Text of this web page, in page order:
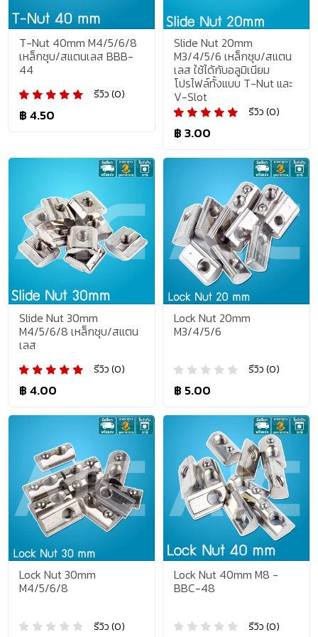
T-Nut 40mm M4/5/6/8
เหล็กชุบ/สแตนเลส BBB-
44
รีวิว (0)
฿ 4.50
Slide Nut 20mm
M3/4/5/6 เหล็กชุบ/สแตน
เลส ใช้ได้กับอลูมิเนียม
โปรไฟล์ทั้งแบบ T-Nut และ
V-Slot
รีวิว (0)
฿ 3.00
Slide Nut 30mm
M4/5/6/8 เหล็กชุบ/สแตน
เลส
รีวิว (0)
฿ 4.00
Lock Nut 20mm
M3/4/5/6
รีวิว (0)
฿ 5.00
Lock Nut 30mm
M4/5/6/8
รีวิว (0)
Lock Nut 40mm M8 -
BBC-48
รีวิว (0)